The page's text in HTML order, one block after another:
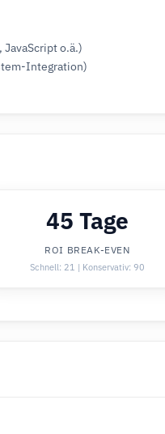
o.ä.)
Integration)
45 Tage
ROI BREAK-EVEN
Schnell: 21 | Konservativ: 90